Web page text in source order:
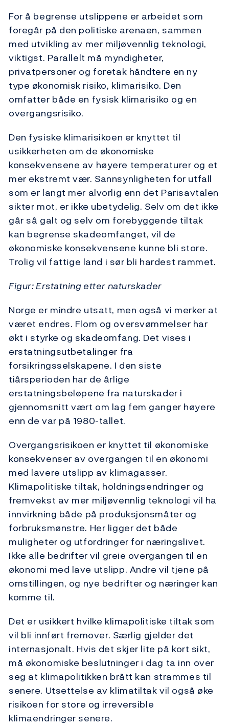
For å begrense utslippene er arbeidet som
foregår på den politiske arenaen, sammen
med utvikling av mer miljøvennlig teknologi,
viktigst. Parallelt må myndigheter,
privatpersoner og foretak håndtere en ny
type økonomisk risiko, klimarisiko. Den
omfatter både en fysisk klimarisiko og en
overgangsrisiko.
Den fysiske klimarisikoen er knyttet til
usikkerheten om de økonomiske
konsekvensene av høyere temperaturer og et
mer ekstremt vær. Sannsynligheten for utfall
som er langt mer alvorlig enn det Parisavtalen
sikter mot, er ikke ubetydelig. Selv om det ikke
går så galt og selv om forebyggende tiltak
kan begrense skadeomfanget, vil de
økonomiske konsekvensene kunne bli store.
Trolig vil fattige land i sør bli hardest rammet.
Figur: Erstatning etter naturskader
Norge er mindre utsatt, men også vi merker at
været endres. Flom og oversvømmelser har
økt i styrke og skadeomfang. Det vises i
erstatningsutbetalinger fra
forsikringsselskapene. I den siste
tiårsperioden har de årlige
erstatningsbeløpene fra naturskader i
gjennomsnitt vært om lag fem ganger høyere
enn de var på 1980-tallet.
Overgangsrisikoen er knyttet til økonomiske
konsekvenser av overgangen til en økonomi
med lavere utslipp av klimagasser.
Klimapolitiske tiltak, holdningsendringer og
fremvekst av mer miljøvennlig teknologi vil ha
innvirkning både på produksjonsmåter og
forbruksmønstre. Her ligger det både
muligheter og utfordringer for næringslivet.
Ikke alle bedrifter vil greie overgangen til en
økonomi med lave utslipp. Andre vil tjene på
omstillingen, og nye bedrifter og næringer kan
komme til.
Det er usikkert hvilke klimapolitiske tiltak som
vil bli innført fremover. Særlig gjelder det
internasjonalt. Hvis det skjer lite på kort sikt,
må økonomiske beslutninger i dag ta inn over
seg at klimapolitikken brått kan strammes til
senere. Utsettelse av klimatiltak vil også øke
risikoen for store og irreversible
klimaendringer senere.